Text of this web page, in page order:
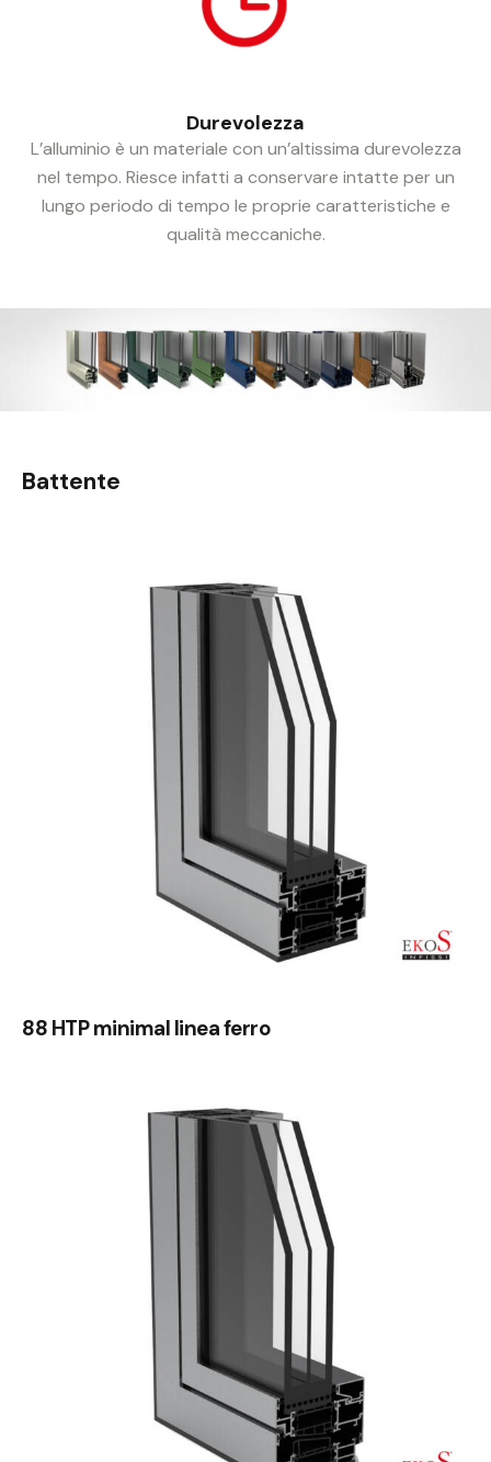
Durevolezza
L’alluminio è un materiale con un’altissima durevolezza
nel tempo. Riesce infatti a conservare intatte per un
lungo periodo di tempo le proprie caratteristiche e
qualità meccaniche.
Battente
88 HTP minimal linea ferro